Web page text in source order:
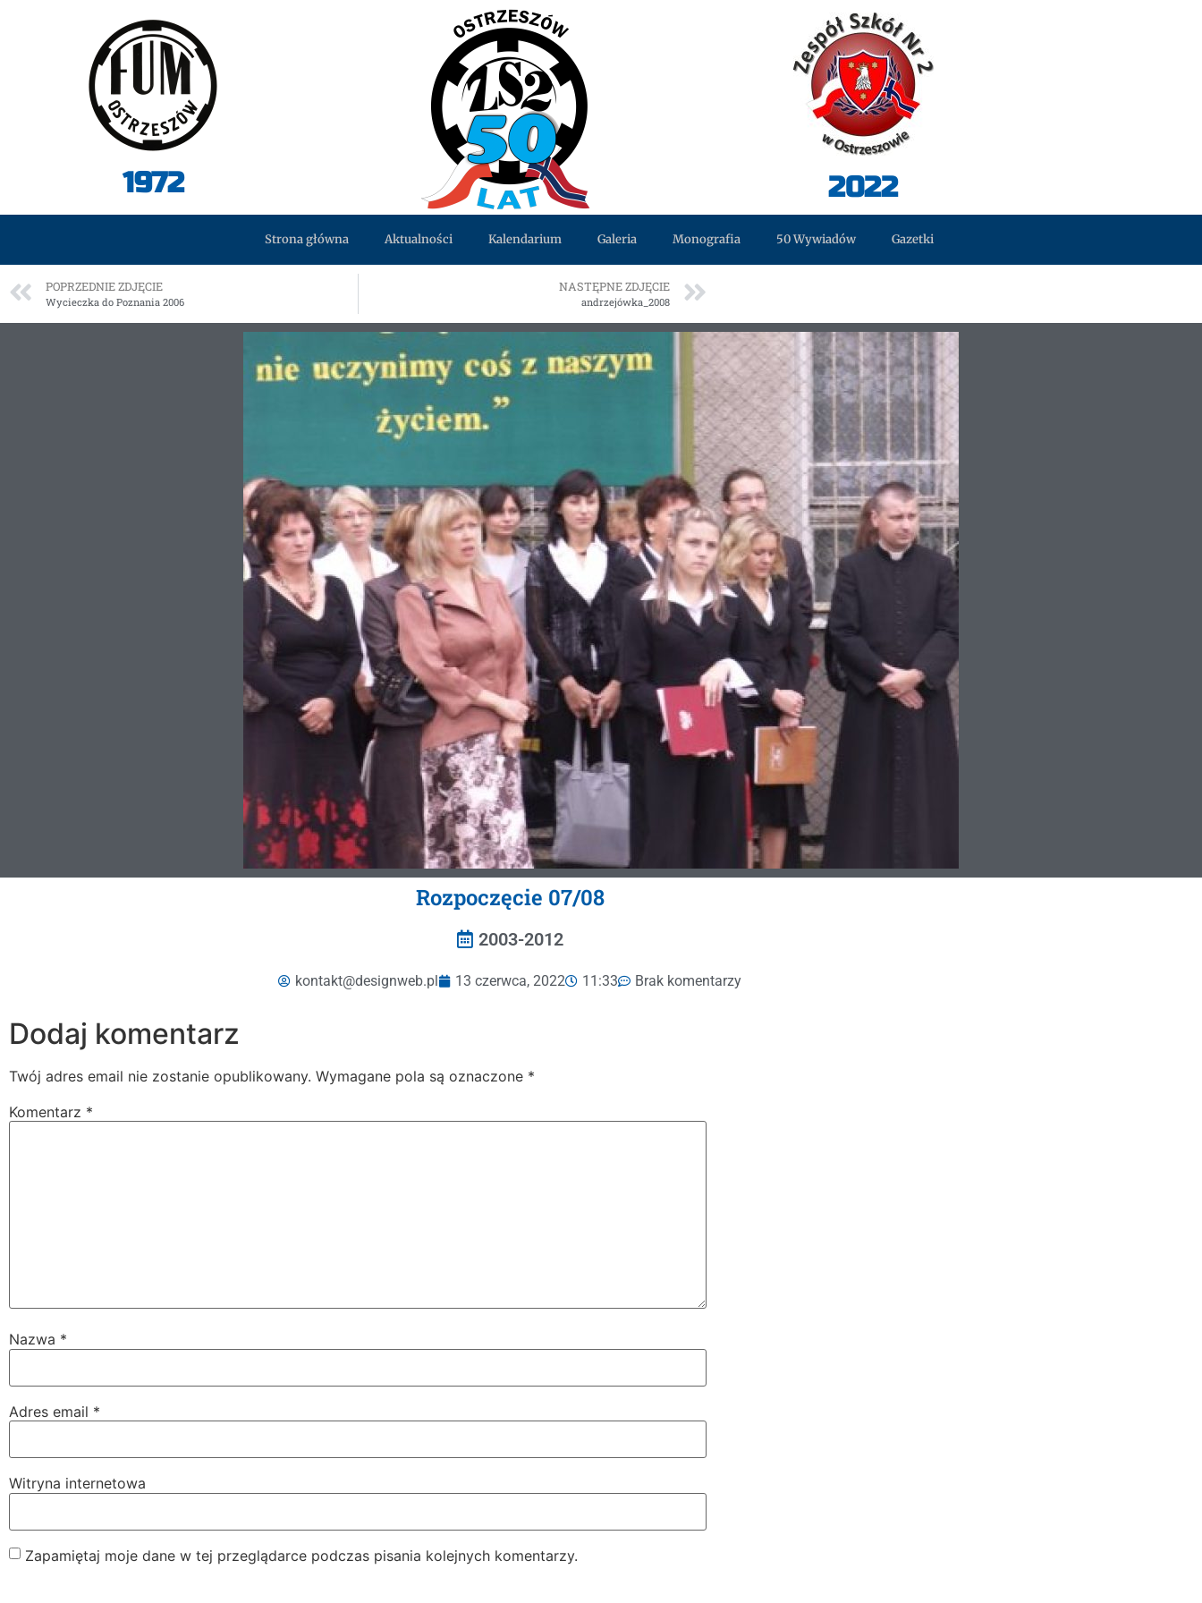
1972 2022
Strona główna Aktualności Kalendarium Galeria Monografia 50 Wywiadów Gazetki
POPRZEDNIE ZDJĘCIE
Wycieczka do Poznania 2006
NASTĘPNE ZDJĘCIE
andrzejówka_2008
Rozpoczęcie 07/08
2003-2012
kontakt@designweb.pl 13 czerwca, 2022 11:33 Brak komentarzy
Dodaj komentarz
Twój adres email nie zostanie opublikowany. Wymagane pola są oznaczone *
Komentarz *
Nazwa *
Adres email *
Witryna internetowa
Zapamiętaj moje dane w tej przeglądarce podczas pisania kolejnych komentarzy.